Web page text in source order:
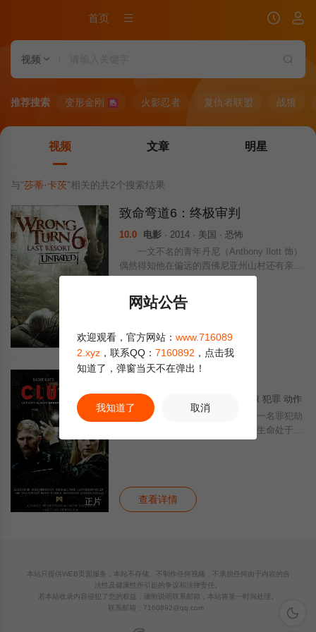
首页
视频
推荐搜索 变形金刚 热 火影忍者 复仇者联盟 战狼
视频 文章 明星
与“莎蒂·卡茨”相关的共2个搜索结果
正片
致命弯道6：终极审判
10.0 电影 · 2014 · 美国 · 恐怖
一文不名的青年丹尼（Anthony Ilott 饰）
偶然得知他在偏远的西佛尼亚州山村还有亲戚
的消息，于是在一个阳光明媚的日子里，丹尼
带着女友托妮（Aqueela Zoll 饰）以及维克
（Rollo
查看详情
正片
劫途
电影
· 2025 · 美国 · 剧情 惊悚 犯罪 动作
一名叫车司机在逃离犯罪老大时被一名罪犯劫
持，引发了一系列事件，使他们的生命处于危
查看详情
深色模
本站只提供WEB页面服务，本站不存储、不制作任何视频，不承担任何由于内容的合
法性及健康性所引起的争议和法律责任。
若本站收录内容侵犯了您的权益，请附说明联系邮箱，本站将第一时间处理。
联系邮箱： 7160892@qq.com
网站公告
欢迎观看，官方网站： www.716089
2.xyz ，联系QQ： 7160892 ，点击我
知道了，弹窗当天不在弹出！
我知道了 取消